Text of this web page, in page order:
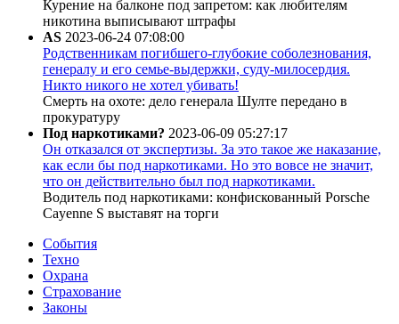
Курение на балконе под запретом: как любителям
никотина выписывают штрафы
AS 2023-06-24 07:08:00
Родственникам погибшего-глубокие соболезнования,
генералу и его семье-выдержки, суду-милосердия.
Никто никого не хотел убивать!
Смерть на охоте: дело генерала Шулте передано в
прокуратуру
Под наркотиками? 2023-06-09 05:27:17
Он отказался от экспертизы. За это такое же наказание,
как если бы под наркотиками. Но это вовсе не значит,
что он действительно был под наркотиками.
Водитель под наркотиками: конфискованный Porsche
Cayenne S выставят на торги
События
Техно
Охрана
Страхование
Законы